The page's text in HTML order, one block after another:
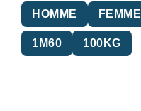
HOMME FEMME
1M60 100KG